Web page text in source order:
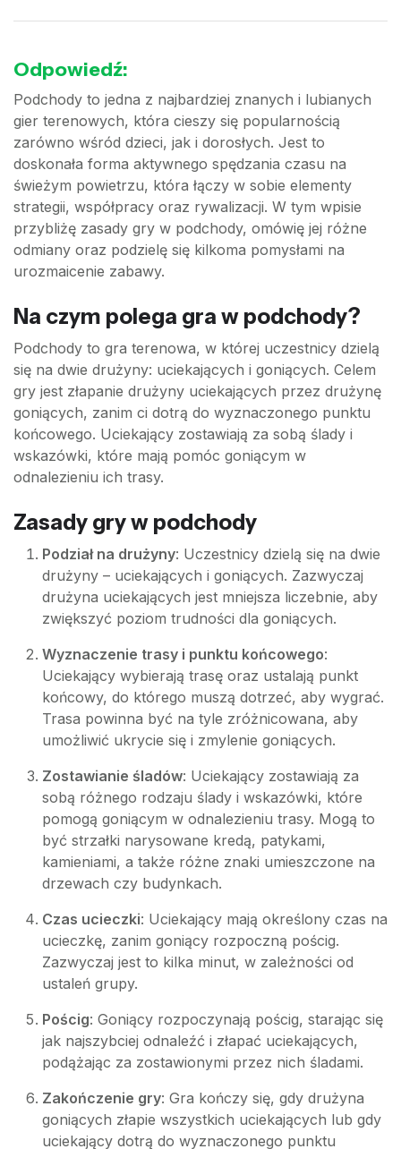
Odpowiedź:
Podchody to jedna z najbardziej znanych i lubianych
gier terenowych, która cieszy się popularnością
zarówno wśród dzieci, jak i dorosłych. Jest to
doskonała forma aktywnego spędzania czasu na
świeżym powietrzu, która łączy w sobie elementy
strategii, współpracy oraz rywalizacji. W tym wpisie
przybliżę zasady gry w podchody, omówię jej różne
odmiany oraz podzielę się kilkoma pomysłami na
urozmaicenie zabawy.
Na czym polega gra w podchody?
Podchody to gra terenowa, w której uczestnicy dzielą
się na dwie drużyny: uciekających i goniących. Celem
gry jest złapanie drużyny uciekających przez drużynę
goniących, zanim ci dotrą do wyznaczonego punktu
końcowego. Uciekający zostawiają za sobą ślady i
wskazówki, które mają pomóc goniącym w
odnalezieniu ich trasy.
Zasady gry w podchody
Podział na drużyny: Uczestnicy dzielą się na dwie
drużyny – uciekających i goniących. Zazwyczaj
drużyna uciekających jest mniejsza liczebnie, aby
zwiększyć poziom trudności dla goniących.
Wyznaczenie trasy i punktu końcowego:
Uciekający wybierają trasę oraz ustalają punkt
końcowy, do którego muszą dotrzeć, aby wygrać.
Trasa powinna być na tyle zróżnicowana, aby
umożliwić ukrycie się i zmylenie goniących.
Zostawianie śladów: Uciekający zostawiają za
sobą różnego rodzaju ślady i wskazówki, które
pomogą goniącym w odnalezieniu trasy. Mogą to
być strzałki narysowane kredą, patykami,
kamieniami, a także różne znaki umieszczone na
drzewach czy budynkach.
Czas ucieczki: Uciekający mają określony czas na
ucieczkę, zanim goniący rozpoczną pościg.
Zazwyczaj jest to kilka minut, w zależności od
ustaleń grupy.
Pościg: Goniący rozpoczynają pościg, starając się
jak najszybciej odnaleźć i złapać uciekających,
podążając za zostawionymi przez nich śladami.
Zakończenie gry: Gra kończy się, gdy drużyna
goniących złapie wszystkich uciekających lub gdy
uciekający dotrą do wyznaczonego punktu